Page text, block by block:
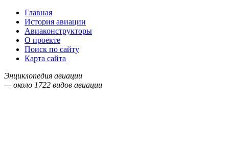
Главная
История авиации
Авиаконструкторы
О проекте
Поиск по сайту
Карта сайта
Энциклопедия авиации
— около 1722 видов авиации